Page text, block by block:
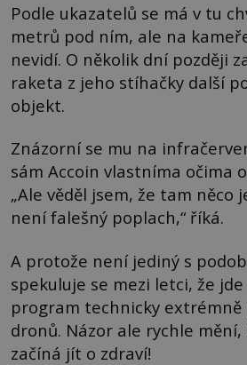
Podle ukazatelů se má v tu
metrů pod ním, ale na
nevidí. O několik dní později
raketa z jeho stíhačky další
objekt.
Znázorní se mu na
sám Accoin vlastníma očima
„Ale věděl jsem, že tam něco
není falešný poplach,“ říká.
A protože není jediný s
spekuluje se mezi letci, že
program technicky extrémně
dronů. Názor ale rychle mění,
začíná jít o zdraví!